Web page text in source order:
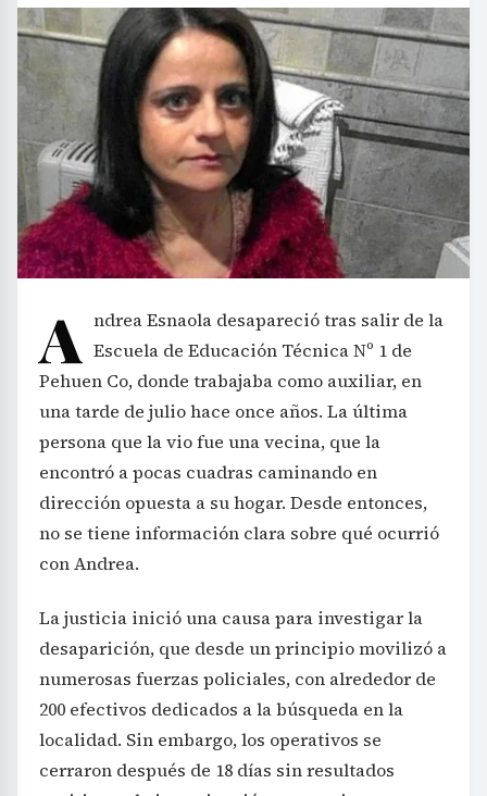
A ndrea Esnaola desapareció tras salir de la
Escuela de Educación Técnica Nº 1 de
Pehuen Co, donde trabajaba como auxiliar, en
una tarde de julio hace once años. La última
persona que la vio fue una vecina, que la
encontró a pocas cuadras caminando en
dirección opuesta a su hogar. Desde entonces,
no se tiene información clara sobre qué ocurrió
con Andrea.
La justicia inició una causa para investigar la
desaparición, que desde un principio movilizó a
numerosas fuerzas policiales, con alrededor de
200 efectivos dedicados a la búsqueda en la
localidad. Sin embargo, los operativos se
cerraron después de 18 días sin resultados